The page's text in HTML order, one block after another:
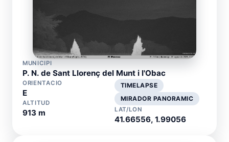
MUNICIPI
P. N. de Sant Llorenç del Munt i l'Obac
ORIENTACIO
E
ALTITUD
913 m
TIMELAPSE
MIRADOR PANORAMIC
LAT/LON
41.66556, 1.99056